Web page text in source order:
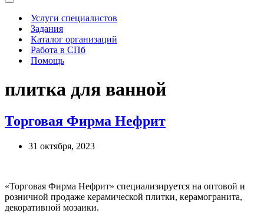
Меню
навигацииУслуги специалистов
Задания
Каталог организаций
Работа в СПб
Помощь
плитка для ванной
Торговая Фирма Нефрит
31 октября, 2023
«Торговая Фирма Нефрит» специализируется на оптовой и
розничной продаже керамической плитки, керамогранита,
декоративной мозаики.